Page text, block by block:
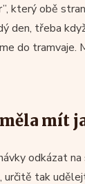
který obě
den, třeba
do tramvaje.
mít
odkázat
určitě tak